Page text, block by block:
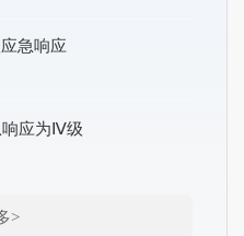
急响应
响应为Ⅳ级
>